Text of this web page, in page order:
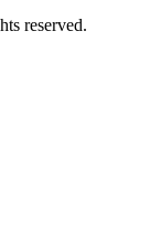
reserved.